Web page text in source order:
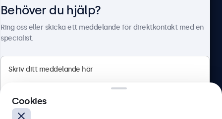
Olof Palmesgata 29, Stockholm, 111 22, Sverige
Behöver du hjälp?
Ring oss eller skicka ett meddelande för direktkontakt med en
specialist.
Cookies